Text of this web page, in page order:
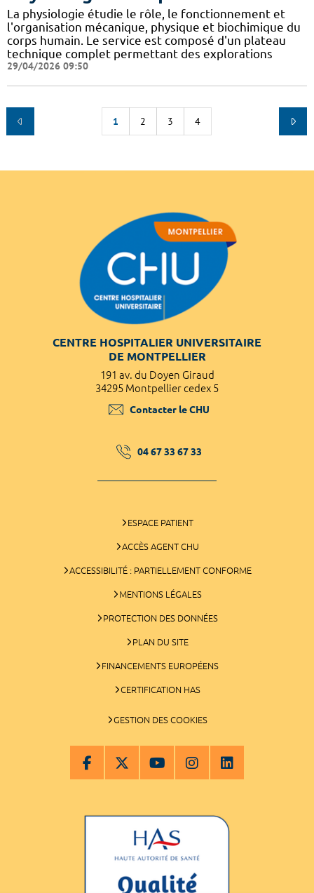
La physiologie étudie le rôle, le fonctionnement et
l'organisation mécanique, physique et biochimique du
corps humain. Le service est composé d'un plateau
technique complet permettant des explorations
29/04/2026 09:50
1 2 3 4
CENTRE HOSPITALIER UNIVERSITAIRE
DE MONTPELLIER
191 av. du Doyen Giraud
34295 Montpellier cedex 5
Contacter le CHU
04 67 33 67 33
ESPACE PATIENT
ACCÈS AGENT CHU
ACCESSIBILITÉ : PARTIELLEMENT CONFORME
MENTIONS LÉGALES
PROTECTION DES DONNÉES
PLAN DU SITE
FINANCEMENTS EUROPÉENS
CERTIFICATION HAS
GESTION DES COOKIES